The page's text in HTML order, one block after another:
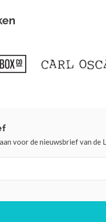
voor de nieuwsbrief van de